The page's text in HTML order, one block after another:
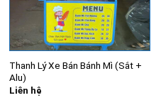
Thanh Lý Xe Bán Bánh Mì (Sắt +
Alu)
Liên hệ